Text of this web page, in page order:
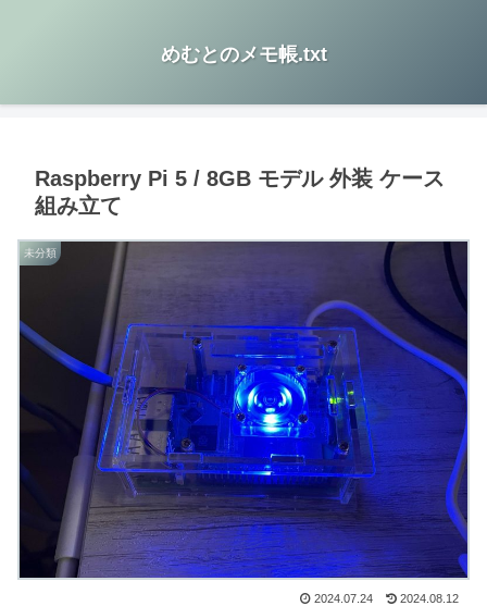
めむとのメモ帳.txt
Raspberry Pi 5 / 8GB モデル 外装 ケース
組み立て
未分類
2024.07.24 2024.08.12